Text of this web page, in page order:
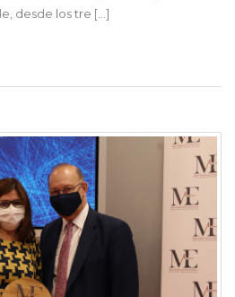
desde los tre [...]